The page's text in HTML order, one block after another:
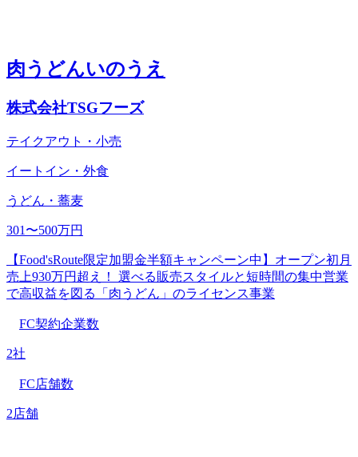
肉うどんいのうえ
株式会社TSGフーズ
テイクアウト・小売
イートイン・外食
うどん・蕎麦
301〜500万円
【Food'sRoute限定加盟金半額キャンペーン中】オープン初月
売上930万円超え！ 選べる販売スタイルと短時間の集中営業
で高収益を図る「肉うどん」のライセンス事業
FC契約企業数
2社
FC店舗数
2店舗